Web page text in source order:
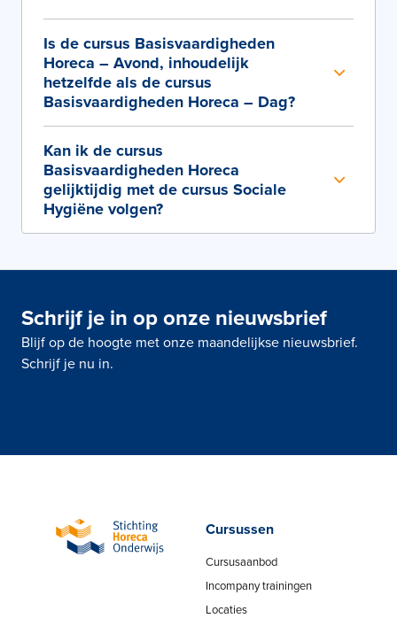
Is de cursus Basisvaardigheden
Horeca – Avond, inhoudelijk
hetzelfde als de cursus
Basisvaardigheden Horeca – Dag?
Kan ik de cursus
Basisvaardigheden Horeca
gelijktijdig met de cursus Sociale
Hygiëne volgen?
Schrijf je in op onze nieuwsbrief
Blijf op de hoogte met onze maandelijkse nieuwsbrief.
Schrijf je nu in.
Cursussen
Cursusaanbod
Incompany trainingen
Locaties